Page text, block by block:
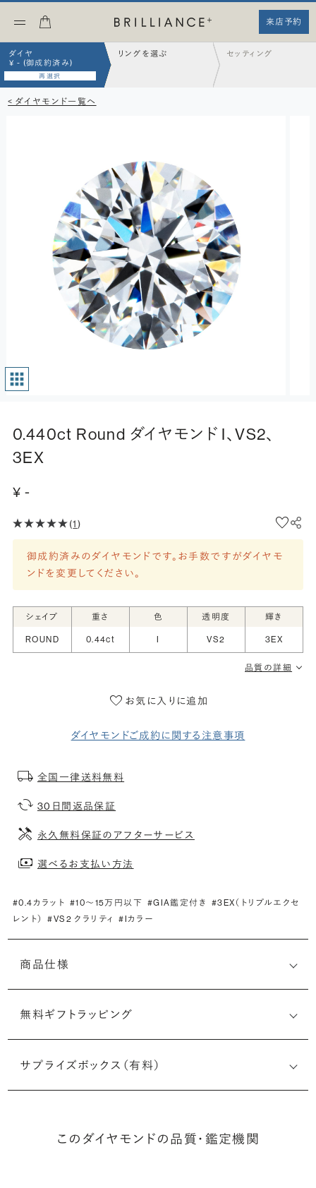
来店予約
ダイヤ
¥ - (御成約済み)
再選択
リングを選ぶ セッティング
< ダイヤモンド一覧へ
0.440ct Round ダイヤモンド I、VS2、
3EX
¥ -
(1)
御成約済みのダイヤモンドです。お手数ですがダイヤモ
ンドを変更してください。
シェイプ 重さ 色 透明度 輝き
ROUND 0.44ct I VS2 3EX
品質の詳細
お気に入りに追加
ダイヤモンドご成約に関する注意事項
全国一律送料無料
30日間返品保証
永久無料保証のアフターサービス
選べるお支払い方法
#0.4カラット #10〜15万円以下 #GIA鑑定付き #3EX（トリプルエクセ
レント）
#VS2 クラリティ #Iカラー
商品仕様
無料ギフトラッピング
サプライズボックス（有料）
このダイヤモンドの品質・鑑定機関